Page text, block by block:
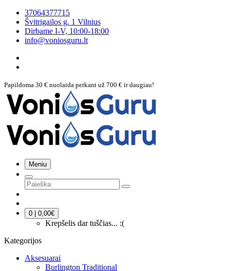
37064377715
Švitrigailos g. 1 Vilnius
Dirbame I-V, 10:00-18:00
info@voniosguru.lt
Papildoma 30 € nuolaida perkant už 700 € ir daugiau!
Meniu
0 | 0,00€
Krepšelis dar tuščias... :(
Kategorijos
Aksesuarai
Burlington Traditional